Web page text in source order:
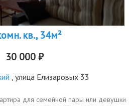
кв., 34м²
30 000 ₽
, улица Елизаровых 33
для семейной пары или девушки